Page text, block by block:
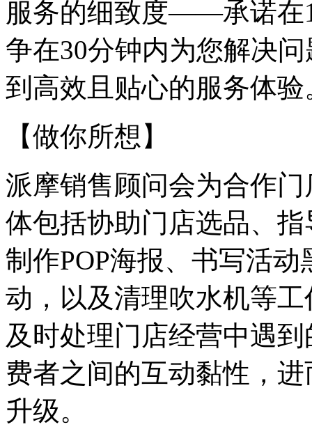
服务的细致度——承诺在
争在30分钟内为您解决
到高效且贴心的服务体验
【做你所想】
派摩销售顾问会为合作
体包括协助门店选品、
制作POP海报、书写活
动，以及清理吹水机等
及时处理门店经营中遇
费者之间的互动黏性，
升级。